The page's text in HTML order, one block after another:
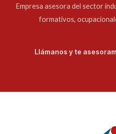
Empresa asesora del sector
formativos,
Llámanos y te